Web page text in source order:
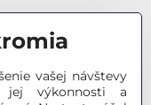
vašej návštevy
jej výkonnosti a